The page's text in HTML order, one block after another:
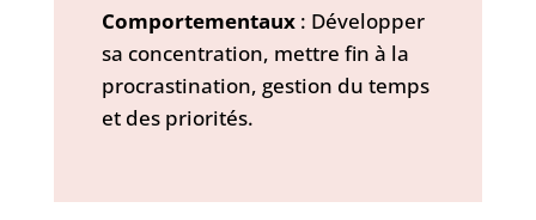
Comportementaux: Développer
sa concentration, mettre fin à la
procrastination, gestion du temps
et des priorités.